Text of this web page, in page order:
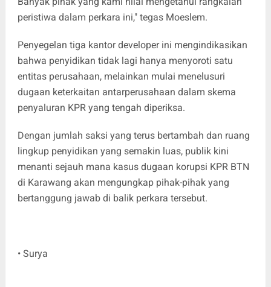
peristiwa dalam perkara ini," tegas Moeslem.
Penyegelan tiga kantor developer ini mengindikasikan
bahwa penyidikan tidak lagi hanya menyoroti satu
entitas perusahaan, melainkan mulai menelusuri
dugaan keterkaitan antarperusahaan dalam skema
penyaluran KPR yang tengah diperiksa.
Dengan jumlah saksi yang terus bertambah dan ruang
lingkup penyidikan yang semakin luas, publik kini
menanti sejauh mana kasus dugaan korupsi KPR BTN
di Karawang akan mengungkap pihak-pihak yang
bertanggung jawab di balik perkara tersebut.
• Surya